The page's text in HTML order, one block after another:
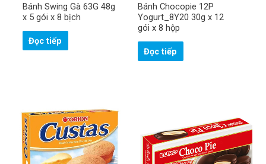
Bánh Swing Gà 63G 48g
x 5 gói x 8 bịch
Đọc tiếp
Bánh Chocopie 12P
Yogurt_8Y20 30g x 12
gói x 8 hộp
Đọc tiếp